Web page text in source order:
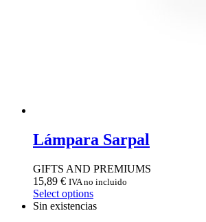
Lámpara Sarpal
GIFTS AND PREMIUMS
15,89 € IVA no incluido
Select options
Sin existencias